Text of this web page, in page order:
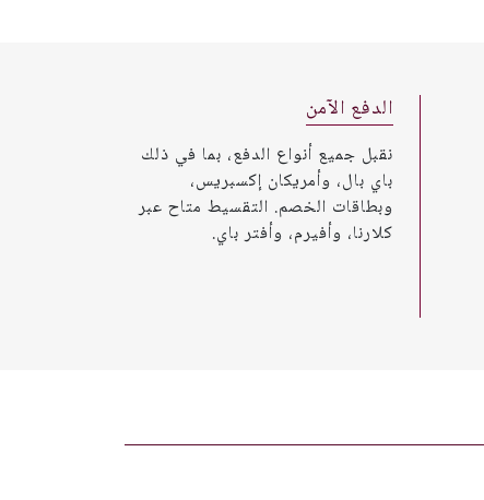
الدفع الآمن
نقبل جميع أنواع الدفع، بما في ذلك
باي بال، وأمريكان إكسبريس،
وبطاقات الخصم. التقسيط متاح عبر
كلارنا، وأفيرم، وأفتر باي.